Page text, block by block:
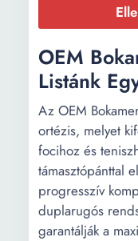
OEM
Listánk
Az OEM
ortézis, melyet
focihoz és
támasztópánttal
progresszív
duplarugós
garantálják a